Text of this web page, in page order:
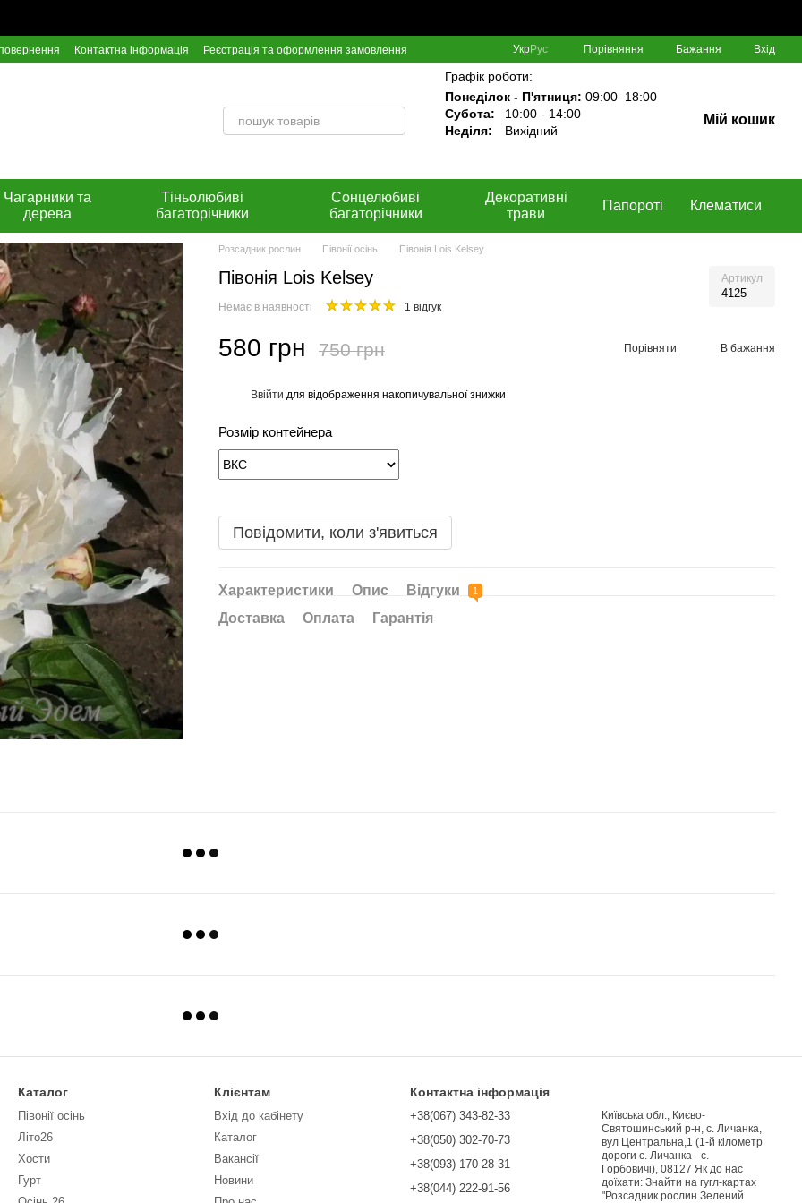
Контактна інформація
Реєстрація та оформлення замовлення
УкрРус Порівняння Бажання Вхід
Графік роботи:
Понеділок - П'ятниця: 09:00–18:00
Субота:
10:00 - 14:00
Неділя:
Вихідний
Мій кошик
Чагарники та
дерева
Тіньолюбиві
багаторічники
Сонцелюбиві
багаторічники
Декоративні
трави
Папороті Клематиси
Розсадник рослин Півонії осінь Півонія Lois Kelsey
Півонія Lois Kelsey Артикул
4125
Немає в наявності 1 відгук
580 грн 750 грн Порівняти В бажання
Ввійти для відображення накопичувальної знижки
Розмір контейнера
Повідомити, коли з'явиться
Характеристики Опис Відгуки 1
Доставка Оплата Гарантія
Каталог
Півонії осінь
Літо26
Хости
Гурт
Клієнтам
Вхід до кабінету
Каталог
Вакансії
Новини
Контактна інформація
+38(067) 343-82-33
+38(050) 302-70-73
+38(093) 170-28-31
+38(044) 222-91-56
Київська обл., Києво-
Святошинський р-н, с. Личанка,
вул Центральна,1 (1-й кілометр
дороги с. Личанка - с.
Горбовичі), 08127 Як до нас
доїхати: Знайти на гугл-картах
"Розсадник рослин Зелений